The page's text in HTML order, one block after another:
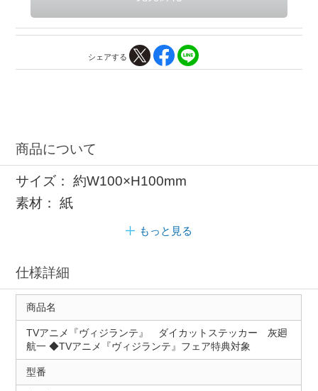
シェアする
商品について
サイズ： 約W100×H100mm
素材： 紙
もっと見る
仕様詳細
商品名
TVアニメ『ヴィジランテ』 ダイカットステッカー 灰廻
航一 ◆TVアニメ『ヴィジランテ』フェア特典対象
型番